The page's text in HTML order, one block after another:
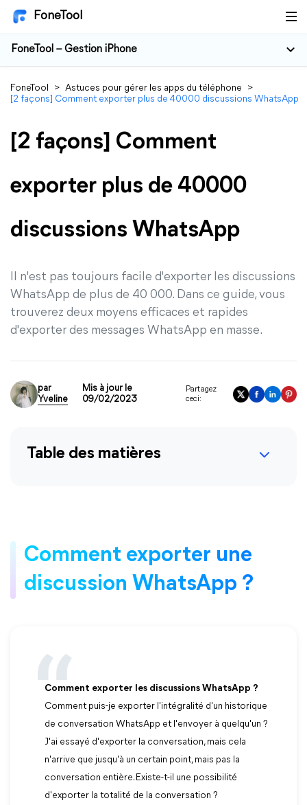
FoneTool
FoneTool – Gestion iPhone
FoneTool > Astuces pour gérer les apps du téléphone
>
[2 façons] Comment exporter plus de 40000 discussions WhatsApp
[2 façons] Comment
exporter plus de 40000
discussions WhatsApp
Il n'est pas toujours facile d'exporter les discussions
WhatsApp de plus de 40 000. Dans ce guide, vous
trouverez deux moyens efficaces et rapides
d'exporter des messages WhatsApp en masse.
par
Yveline
Mis à jour le
09/02/2023
Partagez
ceci:
Table des matières
Comment exporter une
discussion WhatsApp ?
Comment exporter les discussions WhatsApp ?
Comment puis-je exporter l'intégralité d'un historique
de conversation WhatsApp et l'envoyer à quelqu'un ?
J'ai essayé d'exporter la conversation, mais cela
n'arrive que jusqu'à un certain point, mais pas la
conversation entière. Existe-t-il une possibilité
d'exporter la totalité de la conversation ?